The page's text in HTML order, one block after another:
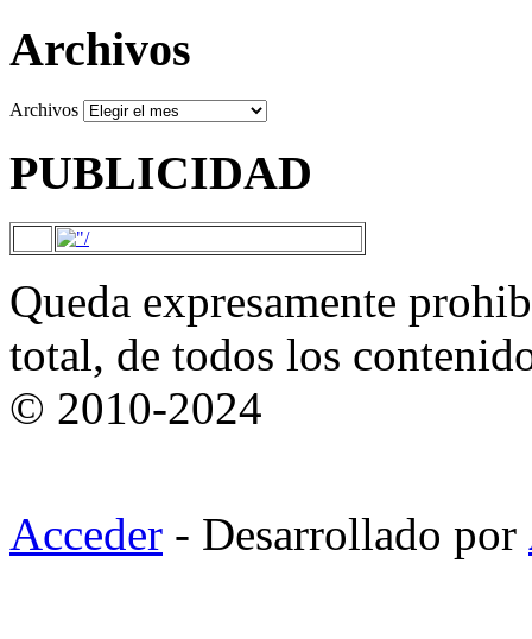
Archivos
Archivos
PUBLICIDAD
Queda expresamente
total, de todos los
© 2010-2024
Acceder - Desarrollado por